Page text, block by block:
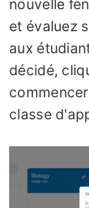
nouvelle
et évaluez
aux
décidé,
classe